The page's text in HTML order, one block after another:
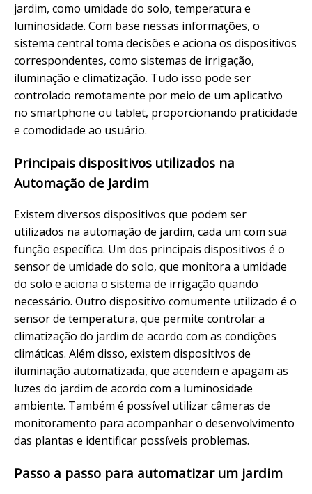
jardim, como umidade do solo, temperatura e
luminosidade. Com base nessas informações, o
sistema central toma decisões e aciona os dispositivos
correspondentes, como sistemas de irrigação,
iluminação e climatização. Tudo isso pode ser
controlado remotamente por meio de um aplicativo
no smartphone ou tablet, proporcionando praticidade
e comodidade ao usuário.
Principais dispositivos utilizados na
Automação de Jardim
Existem diversos dispositivos que podem ser
utilizados na automação de jardim, cada um com sua
função específica. Um dos principais dispositivos é o
sensor de umidade do solo, que monitora a umidade
do solo e aciona o sistema de irrigação quando
necessário. Outro dispositivo comumente utilizado é o
sensor de temperatura, que permite controlar a
climatização do jardim de acordo com as condições
climáticas. Além disso, existem dispositivos de
iluminação automatizada, que acendem e apagam as
luzes do jardim de acordo com a luminosidade
ambiente. Também é possível utilizar câmeras de
monitoramento para acompanhar o desenvolvimento
das plantas e identificar possíveis problemas.
Passo a passo para automatizar um jardim